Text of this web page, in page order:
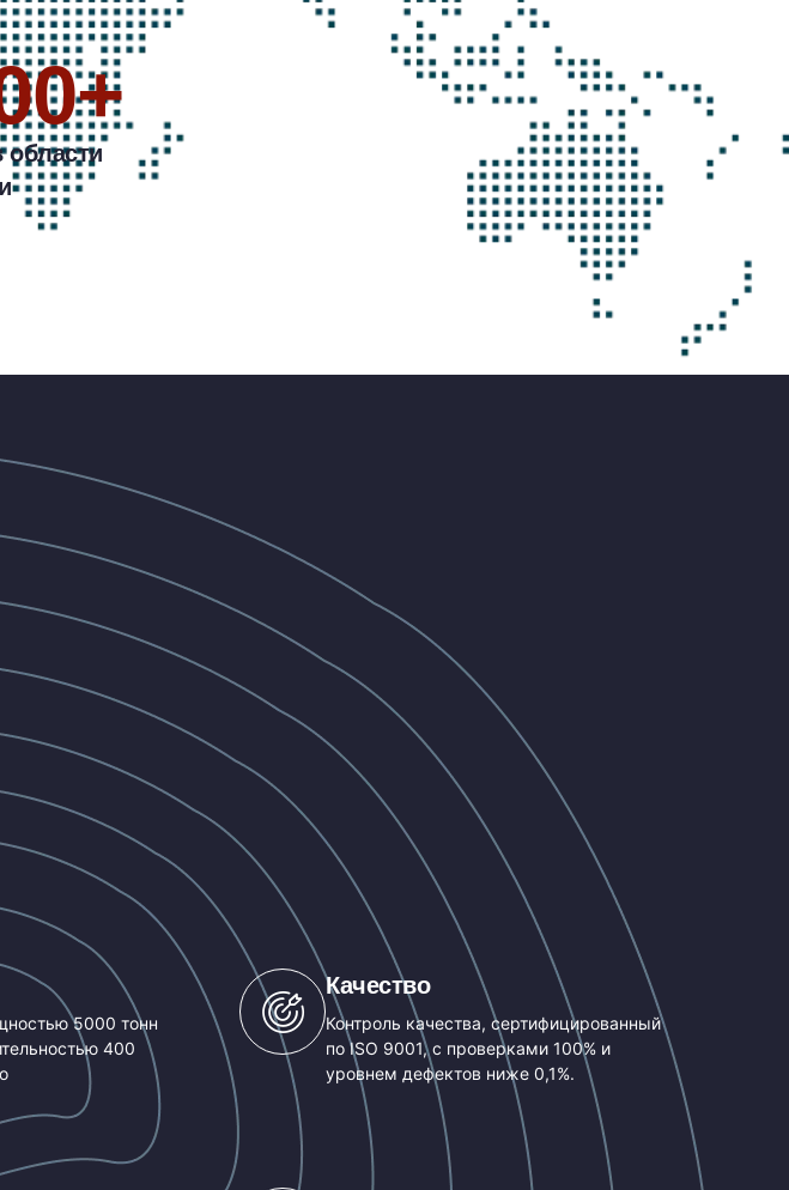
области
+
5000 тонн
400
Качество
Контроль качества, сертифицированный
по ISO 9001, с проверками 100% и
уровнем дефектов ниже 0,1%.